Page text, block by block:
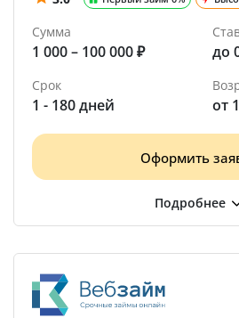
Сумма
1 000 – 100 000 ₽ до
Срок
1 - 180 дней от
Оформить